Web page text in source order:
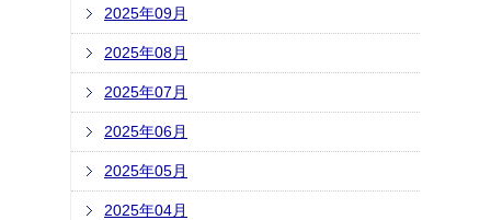
2025年09月
2025年08月
2025年07月
2025年06月
2025年05月
2025年04月